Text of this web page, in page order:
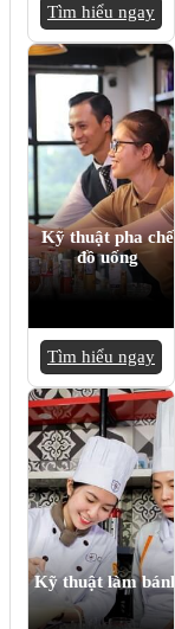
Tìm hiểu ngay
Kỹ thuật pha chế
đồ uống
Tìm hiểu ngay
Kỹ thuật làm bánh